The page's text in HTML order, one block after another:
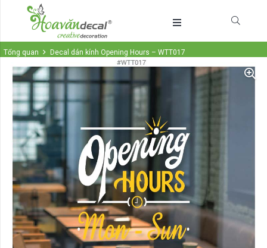
Tổng quan Decal dán kính Opening Hours – WTT017